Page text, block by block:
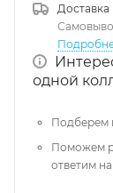
Доставка
одной
Подберем
Поможем
ответим